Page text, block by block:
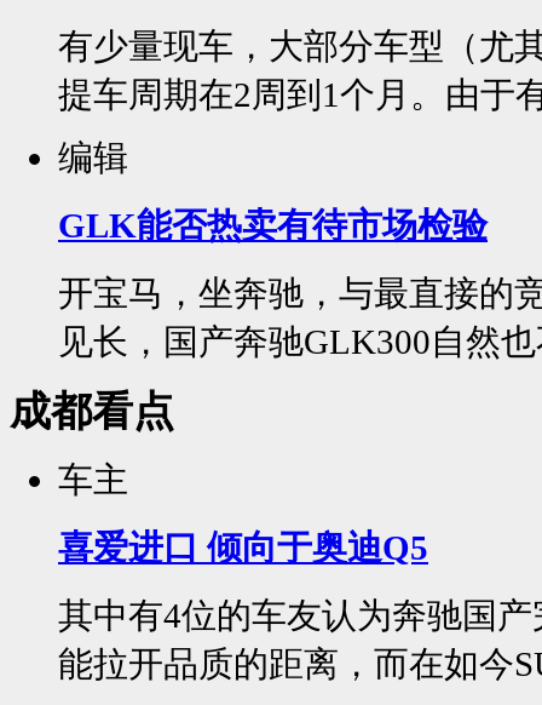
有少量现车，大部分车型（尤
提车周期在2周到1个月。由于
编辑
GLK能否热卖有待市场检验
开宝马，坐奔驰，与最直接的
见长，国产奔驰GLK300自然
成都看点
车主
喜爱进口 倾向于奥迪Q5
其中有4位的车友认为奔驰国
能拉开品质的距离，而在如今